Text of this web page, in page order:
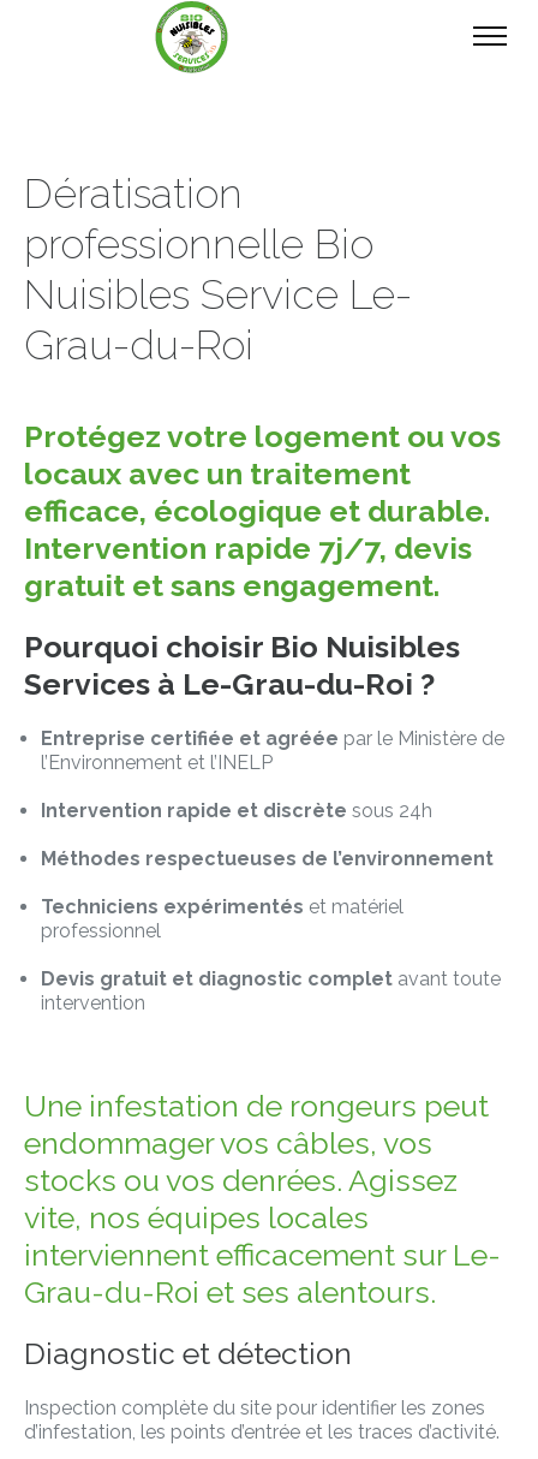
Dératisation
professionnelle Bio
Nuisibles Service Le-
Grau-du-Roi
Protégez votre logement ou vos
locaux avec un traitement
efficace, écologique et durable.
Intervention rapide 7j/7, devis
gratuit et sans engagement.
Pourquoi choisir Bio Nuisibles
Services à Le-Grau-du-Roi ?
Entreprise certifiée et agréée par le Ministère de
l’Environnement et l’INELP
Intervention rapide et discrète sous 24h
Méthodes respectueuses de l’environnement
Techniciens expérimentés et matériel
professionnel
Devis gratuit et diagnostic complet avant toute
intervention
Une infestation de rongeurs peut
endommager vos câbles, vos
stocks ou vos denrées. Agissez
vite, nos équipes locales
interviennent efficacement sur Le-
Grau-du-Roi et ses alentours.
Diagnostic et détection
Inspection complète du site pour identifier les zones
d’infestation, les points d’entrée et les traces d’activité.